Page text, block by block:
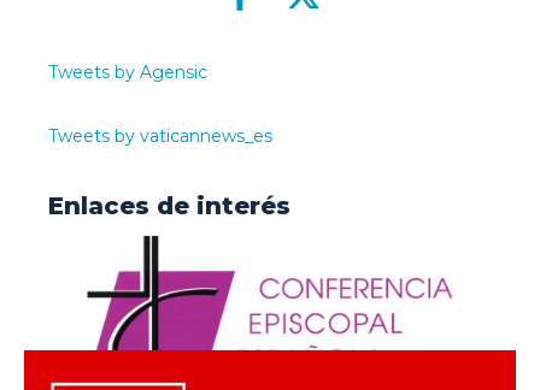
Tweets by Agensic
Tweets by vaticannews_es
Enlaces de interés